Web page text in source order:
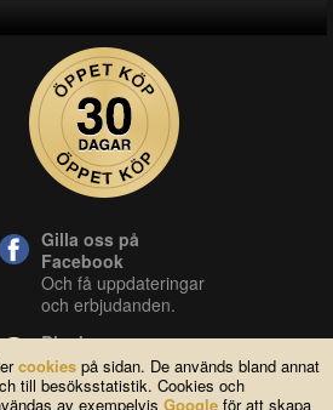
cookies på sidan. De används bland annat
till besöksstatistik. Cookies och
av exempelvis Google för att skapa
Gilla oss på
Facebook
Och få uppdateringar
och erbjudanden.
Blocket
Vår butik på blocket.
YouTube